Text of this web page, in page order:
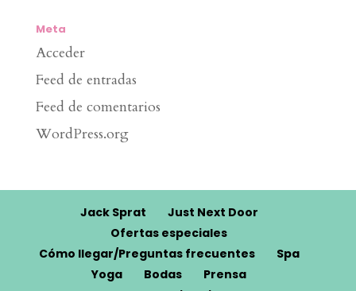
Meta
Acceder
Feed de entradas
Feed de comentarios
WordPress.org
Jack Sprat
Just Next Door
Ofertas especiales
Cómo llegar/Preguntas frecuentes
Spa
Yoga
Bodas
Prensa